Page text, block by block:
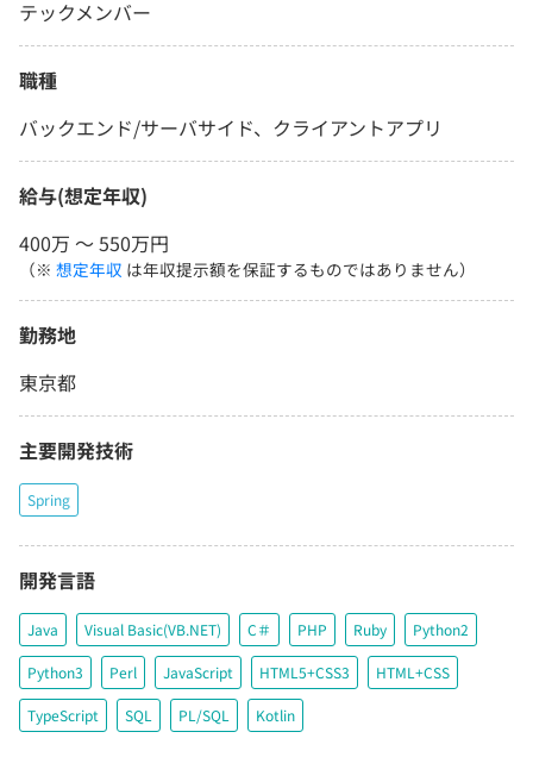
テックメンバー
職種
バックエンド/サーバサイド、クライアントアプリ
給与(想定年収)
400万 〜 550万円
（※ 想定年収 は年収提示額を保証するものではありません）
勤務地
東京都
主要開発技術
Spring
開発言語
Java Visual Basic(VB.NET) C＃ PHP Ruby Python2
Python3 Perl JavaScript HTML5+CSS3 HTML+CSS
TypeScript SQL PL/SQL Kotlin